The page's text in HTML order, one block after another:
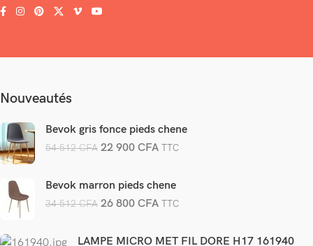
Nouveautés
Bevok gris fonce pieds chene
54 512CFA 22 900CFA TTC
Bevok marron pieds chene
34 512CFA 26 800CFA TTC
LAMPE MICRO MET FIL DORE H17 161940